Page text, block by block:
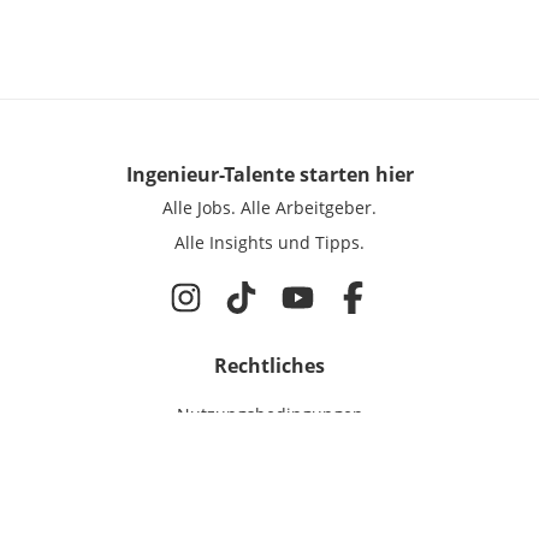
Ingenieur-Talentestarten hier
Alle Jobs. Alle Arbeitgeber.
Alle Insights und Tipps.
Rechtliches
Nutzungsbedingungen